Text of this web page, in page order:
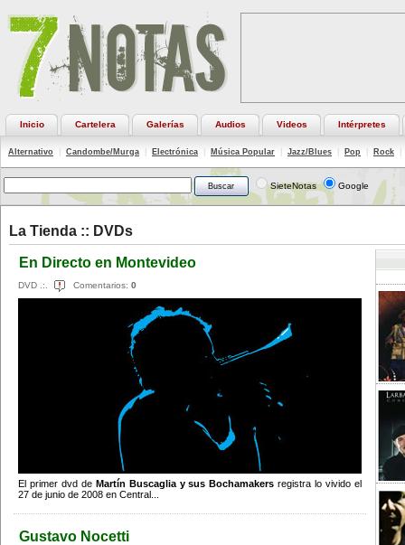
Inicio Cartelera Galerías Audios Videos Intérpretes
Alternativo Candombe/Murga Electrónica Música Popular Jazz/Blues Pop Rock
SieteNotas Google
La Tienda :: DVDs
En Directo en Montevideo
DVD .:. Comentarios: 0
El primer dvd de Martín Buscaglia y sus Bochamakers registra lo vivido el
27 de junio de 2008 en Central...
Gustavo Nocetti